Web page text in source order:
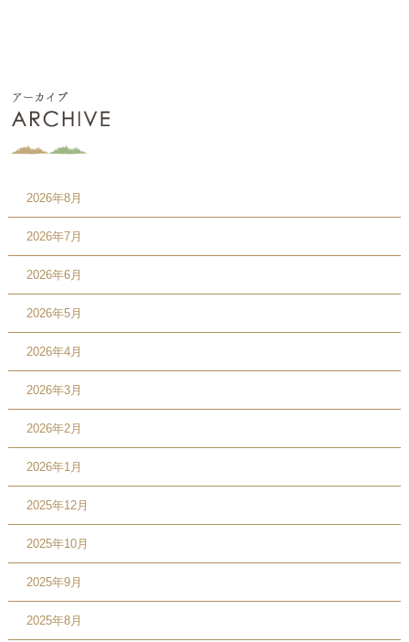
2026年8月
2026年7月
2026年6月
2026年5月
2026年4月
2026年3月
2026年2月
2026年1月
2025年12月
2025年10月
2025年9月
2025年8月